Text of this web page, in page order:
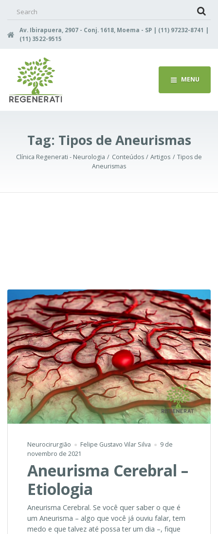
Av. Ibirapuera, 2907 - Conj. 1618, Moema - SP | (11) 97232-8741 |
(11) 3522-9515
MENU
Tag: Tipos de Aneurismas
Clínica Regenerati - Neurologia Conteúdos Artigos
Tipos de
Aneurismas
Neurocirurgião Felipe Gustavo Vilar Silva
9 de
novembro de 2021
Aneurisma Cerebral –
Etiologia
Aneurisma Cerebral. Se você quer saber o que é
um Aneurisma – algo que você já ouviu falar, tem
medo e que talvez até possa ter um dia –, fique